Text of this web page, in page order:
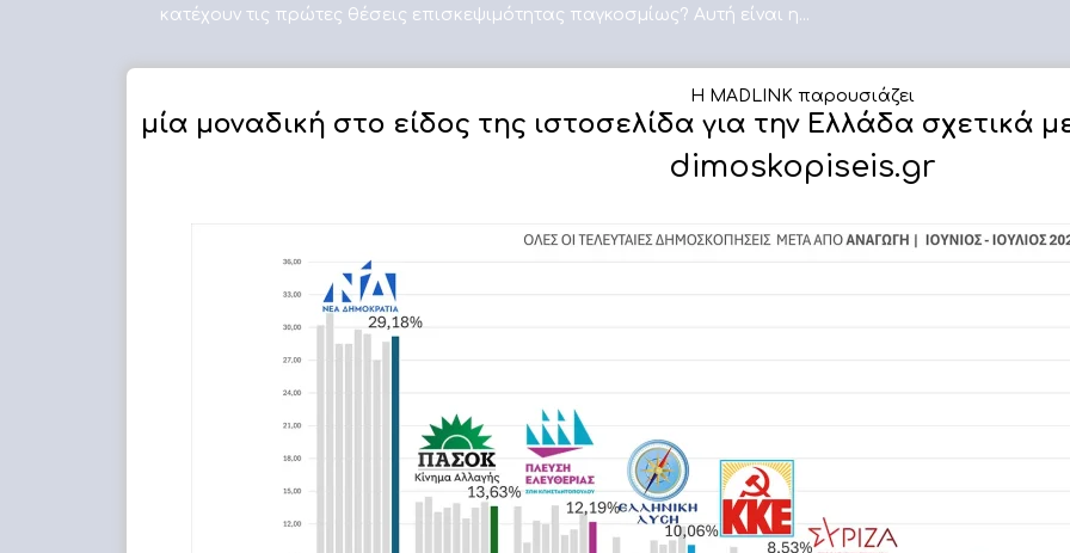
κατέχουν τις πρώτες θέσεις επισκεψιμότητας παγκοσμίως? Αυτή είναι η...
Η MADLINK παρουσιάζει
μία μοναδική στο είδος της ιστοσελίδα για την Ελλάδα σχετικά
dimoskopiseis.gr